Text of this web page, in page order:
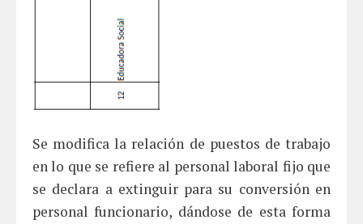
Se modifica la relación de puestos de trabajo
en lo que se refiere al personal laboral fijo que
se declara a extinguir para su conversión en
personal funcionario, dándose de esta forma